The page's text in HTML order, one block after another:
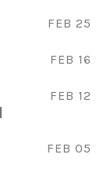
FEB 25
FEB 16
FEB 12
FEB 05